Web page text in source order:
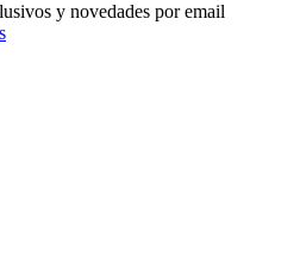
y novedades por email